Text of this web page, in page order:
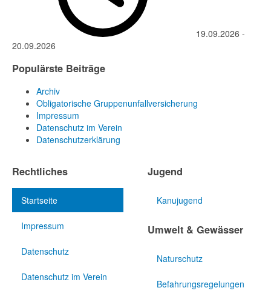
19.09.2026 -
20.09.2026
Populärste Beiträge
Archiv
Obligatorische Gruppenunfallversicherung
Impressum
Datenschutz im Verein
Datenschutzerklärung
Rechtliches
Startseite
Impressum
Datenschutz
Datenschutz im Verein
Jugend
Kanujugend
Umwelt & Gewässer
Naturschutz
Befahrungsregelungen